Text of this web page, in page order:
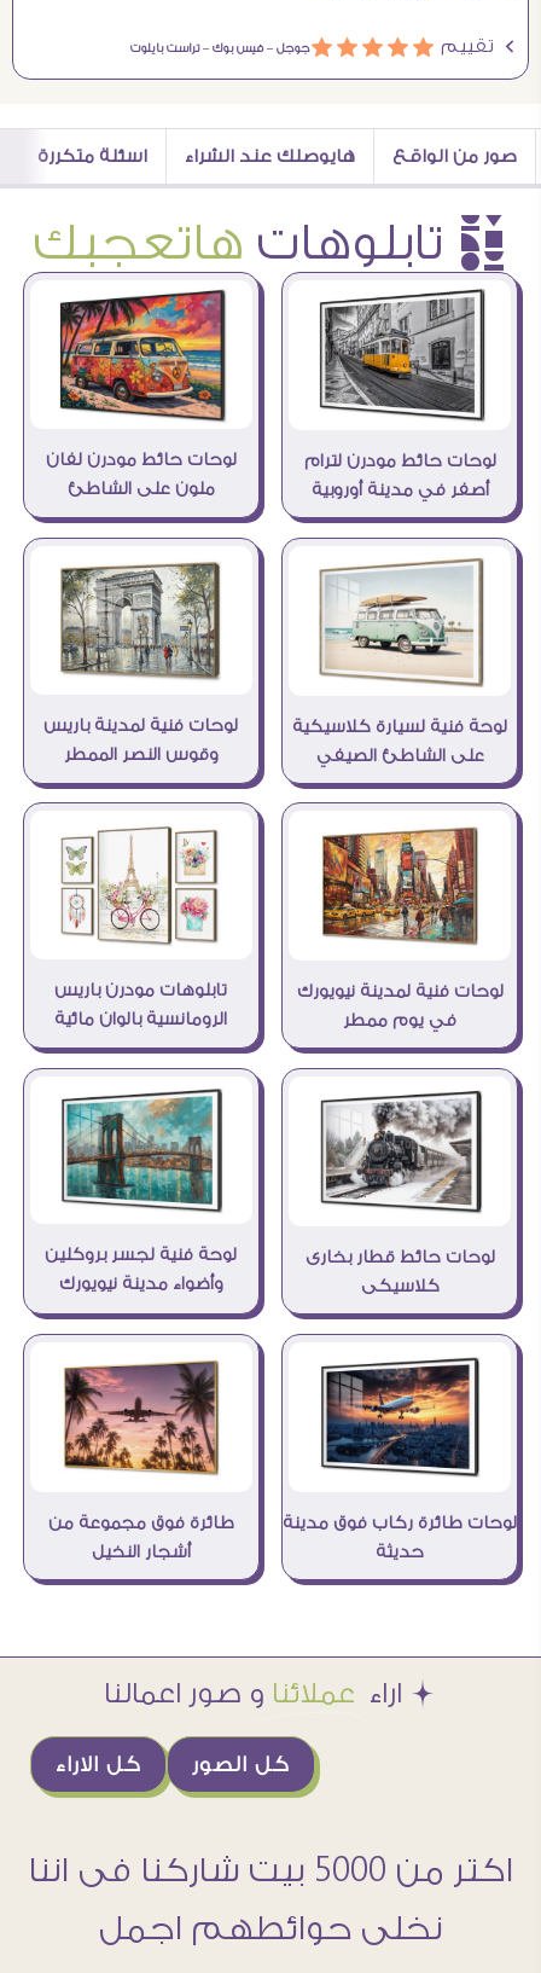
Ö تقييم áááááجوجل –فيس بوك –تراست بايلوت
صور من الواقع هايوصلك عند الشراء اسئلة متكررة
è تابلوهات هاتعجبك
لوحات حائط مودرن لترام
أصفر في مدينة أوروبية
لوحات حائط مودرن لفان
ملون على الشاطئ
لوحة فنية لسيارة كلاسيكية
على الشاطئ الصيفي
لوحات فنية لمدينة باريس
وقوس النصر الممطر
لوحات فنية لمدينة نيويورك
في يوم ممطر
تابلوهات مودرن باريس
الرومانسية بالوان مائية
لوحات حائط قطار بخارى
كلاسيكى
لوحة فنية لجسر بروكلين
وأضواء مدينة نيويورك
لوحات طائرة ركاب فوق مدينة
حديثة
طائرة فوق مجموعة من
أشجار النخيل
Æ اراء عملائنا و صور اعمالنا
كل الاراء كل الصور
اكتر من 5000 بيت شاركنا فى اننا
نخلى حوائطهم اجمل